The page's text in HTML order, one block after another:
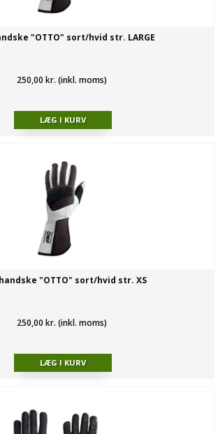
"OTTO" sort/hvid str. LARGE
250,00 kr. (inkl. moms)
"OTTO" sort/hvid str. XS
250,00 kr. (inkl. moms)